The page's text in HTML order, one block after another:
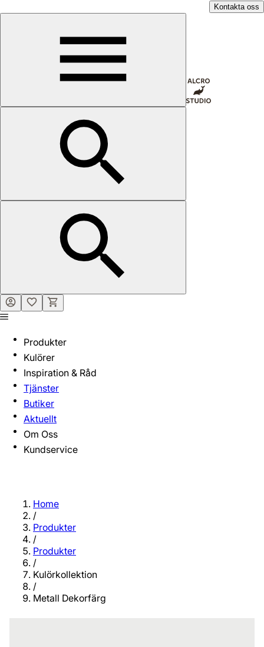
Kontakta oss
Produkter
Kulörer
Inspiration & Råd
Tjänster
Butiker
Aktuellt
Om Oss
Kundservice
Home
/
Produkter
/
Produkter
/
Kulörkollektion
/
Metall Dekorfärg